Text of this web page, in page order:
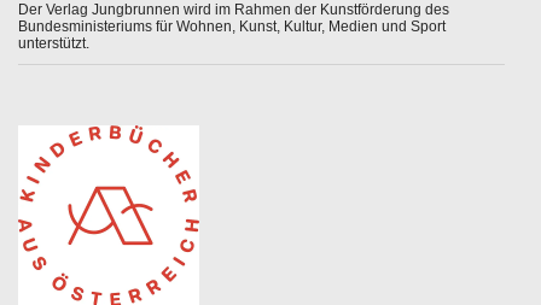
Der Verlag Jungbrunnen wird im Rahmen der Kunstförderung des
Bundesministeriums für Wohnen, Kunst, Kultur, Medien und Sport
unterstützt.